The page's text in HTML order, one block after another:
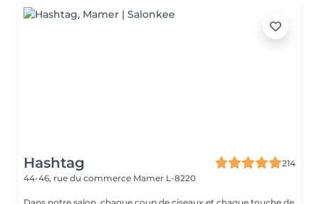
Hashtag
214
44-46, rue du commerce Mamer L-8220